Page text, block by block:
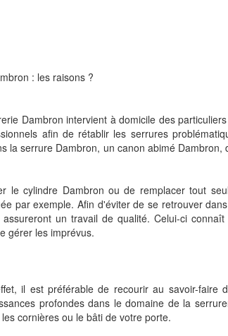
: les raisons ?
Dambron intervient à domicile des
afin de rétablir les serrures
la serrure Dambron, un canon abimé Dambron,
le cylindre Dambron ou de remplacer tout
par exemple. Afin d'éviter de se retrouver
un travail de qualité. Celui-ci connaît
gérer les imprévus.
il est préférable de recourir au savoir-faire
profondes dans le domaine de la
cornières ou le bâti de votre porte.